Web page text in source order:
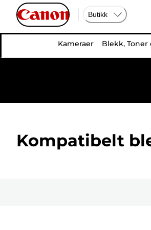
Butikk
Kameraer Blekk, Toner
Kompatibelt